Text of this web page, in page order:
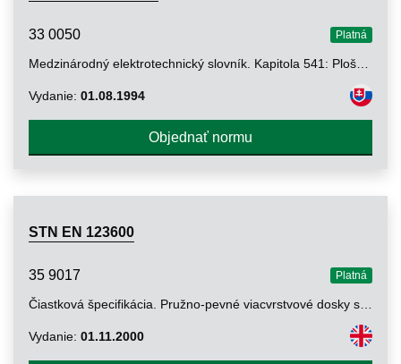
33 0050 Platná
Vydanie: 01.08.1994
Objednať normu
STN EN 123600
35 9017 Platná
Vydanie: 01.11.2000